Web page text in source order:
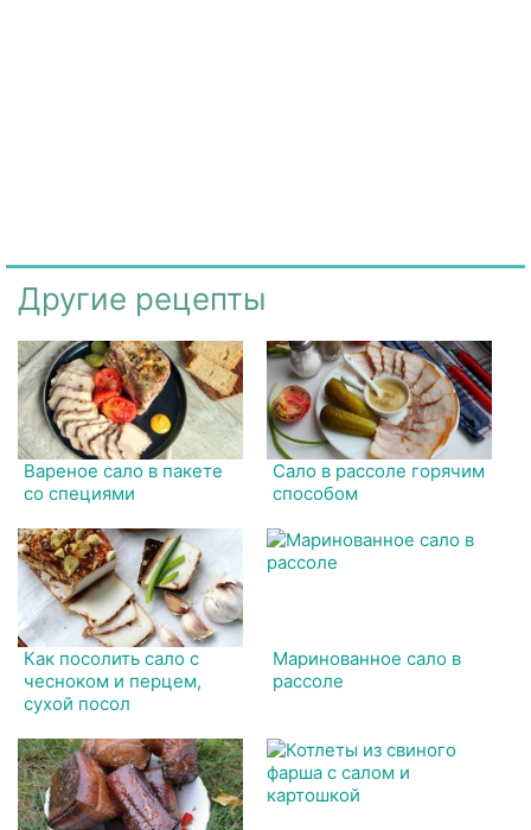
Другие рецепты
Вареное сало в пакете
со специями
Сало в рассоле горячим
способом
Как посолить сало с
чесноком и перцем,
сухой посол
Маринованное сало в
рассоле